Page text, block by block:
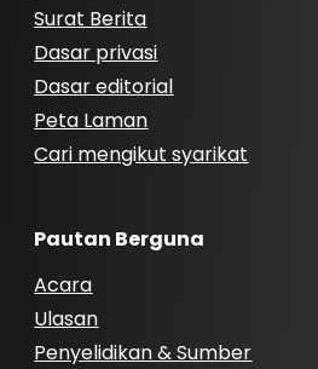
Surat Berita
Dasar privasi
Dasar editorial
Peta Laman
Cari mengikut syarikat
Pautan Berguna
Acara
Ulasan
Penyelidikan & Sumber